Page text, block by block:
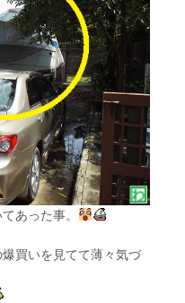
あった事。
買いを見てて薄々気づ